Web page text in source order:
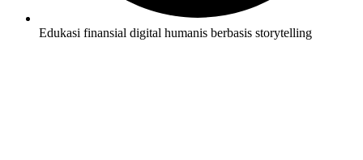
Edukasi finansial digital humanis berbasis storytelling